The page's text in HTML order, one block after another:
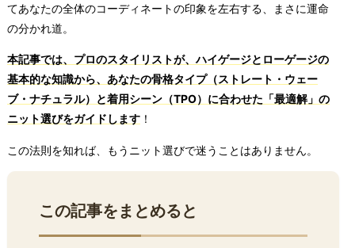
てあなたの全体のコーディネートの印象を左右する、まさに運命
の分かれ道。
本記事では、プロのスタイリストが、ハイゲージとローゲージの
基本的な知識から、あなたの骨格タイプ（ストレート・ウェー
ブ・ナチュラル）と着用シーン（TPO）に合わせた「最適解」の
ニット選びをガイドします ！
この法則を知れば、もうニット選びで迷うことはありません。
この記事をまとめると